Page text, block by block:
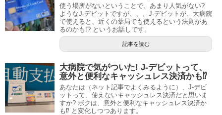
使う場所がないということで、あまり人気がない?
ようなJ-デビットですが、、、J-デビットが、大病院
で使えると、近くの薬局でも使えるという法則があ
るのかも!? というお話しです。
記事を読む
大病院で気がついた! J-デビットって、
意外と便利なキャッシュレス決済かも⁉︎
あなたは（ネット記事でよくみるように）、J-デビ
ットって、使えないキャッシュレス決済だと思いま
すか? ボクは、意外と便利なキャッシュレス決済か
も⁉︎ と変化しつつあります。